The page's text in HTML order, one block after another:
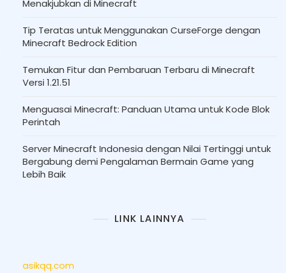
Menakjubkan di Minecraft
Tip Teratas untuk Menggunakan CurseForge dengan
Minecraft Bedrock Edition
Temukan Fitur dan Pembaruan Terbaru di Minecraft
Versi 1.21.51
Menguasai Minecraft: Panduan Utama untuk Kode Blok
Perintah
Server Minecraft Indonesia dengan Nilai Tertinggi untuk
Bergabung demi Pengalaman Bermain Game yang
Lebih Baik
LINK LAINNYA
asikqq.com